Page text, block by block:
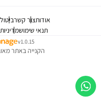
אודותצור קשר
תנאי שימוש
v1.0.15
הקנייה באתר